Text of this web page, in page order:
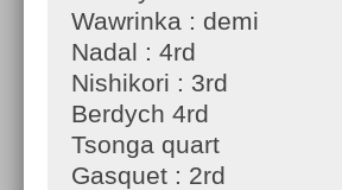
Wawrinka : demi
Nadal : 4rd
Nishikori : 3rd
Berdych 4rd
Tsonga quart
Gasquet : 2rd